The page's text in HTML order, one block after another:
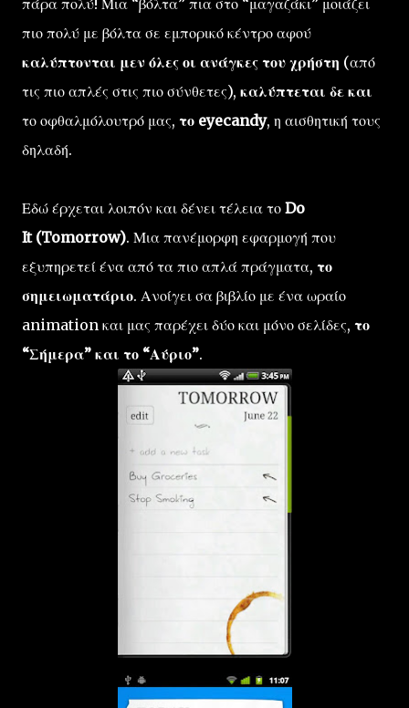
πιο πολύ με βόλτα σε εμπορικό κέντρο αφού
καλύπτονται μεν όλες οι ανάγκες του χρήστη (από
τις πιο απλές στις πιο σύνθετες), καλύπτεται δε και
το οφθαλμόλουτρό μας, το eyecandy, η αισθητική τους
δηλαδή.
Εδώ έρχεται λοιπόν και δένει τέλεια το Do
It (Tomorrow). Μια πανέμορφη εφαρμογή που
εξυπηρετεί ένα από τα πιο απλά πράγματα, το
σημειωματάριο. Ανοίγει σα βιβλίο με ένα ωραίο
animation και μας παρέχει δύο και μόνο σελίδες, το
“Σήμερα” και το “Αύριο”.